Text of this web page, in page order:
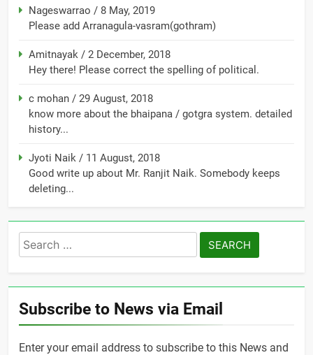
Nageswarrao / 8 May, 2019
Please add Arranagula-vasram(gothram)
Amitnayak / 2 December, 2018
Hey there! Please correct the spelling of political.
c mohan / 29 August, 2018
know more about the bhaipana / gotgra system. detailed
history...
Jyoti Naik / 11 August, 2018
Good write up about Mr. Ranjit Naik. Somebody keeps
deleting...
Search
for:
Subscribe to News via Email
Enter your email address to subscribe to this News and